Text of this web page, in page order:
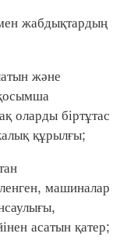
жабдықтардың
және
оларды біртұтас
құрылғы;
машиналар
асатын қатер;